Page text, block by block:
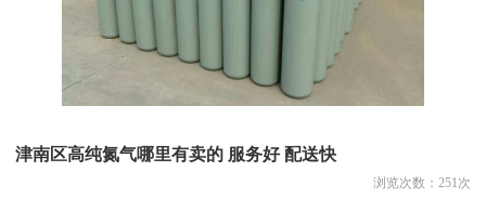
津南区高纯氮气哪里有卖的 服务好 配送快
浏览次数： 251 次